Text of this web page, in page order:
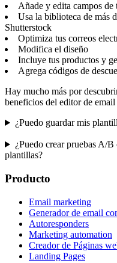
Añade y edita campos de
Usa la biblioteca de más
Shutterstock
Optimiza tus correos
Modifica el diseño
Incluye tus productos y
Agrega códigos de
Hay mucho más por
beneficios del editor de email
¿Puedo guardar mis
¿Puedo crear pruebas A/
plantillas?
Producto
Email marketing
Generador de email
Autoresponders
Marketing automation
Creador de Páginas
Landing Pages